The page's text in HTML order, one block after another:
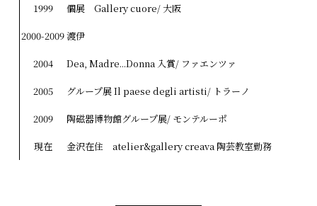
1999 個展 Gallery cuore/ 大阪
2000-2009渡伊
2004 Dea, Madre...Donna 入賞/ ファエンツァ
2005 グループ展 Il paese degli artisti/ トラーノ
2009 陶磁器博物館グループ展/ モンテルーポ
現在 金沢在住 atelier&gallery creava 陶芸教室勤務